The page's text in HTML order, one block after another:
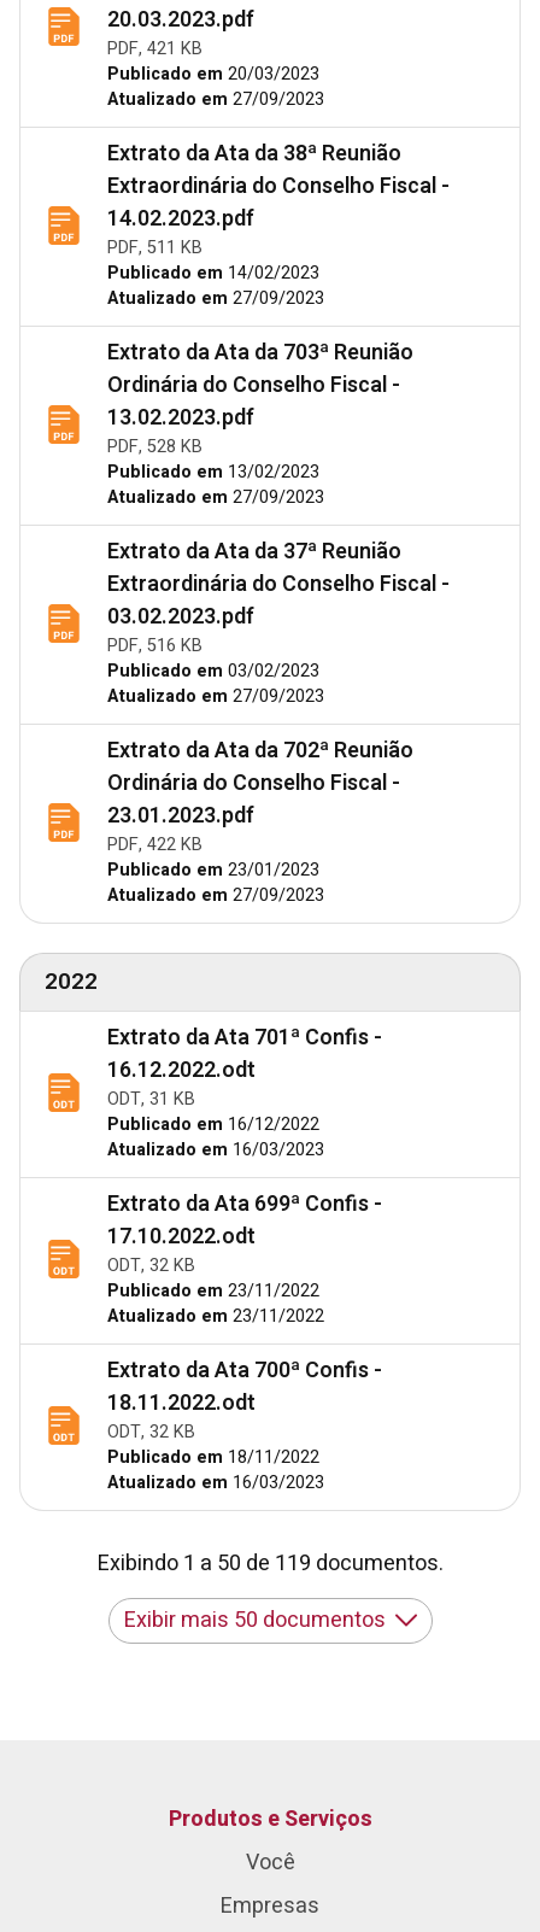
20.03.2023.pdf
PDF, 421 KB
Publicado em 20/03/2023
Atualizado em 27/09/2023
Extrato da Ata da 38ª Reunião
Extraordinária do Conselho Fiscal -
14.02.2023.pdf
PDF, 511 KB
Publicado em 14/02/2023
Atualizado em 27/09/2023
Extrato da Ata da 703ª Reunião
Ordinária do Conselho Fiscal -
13.02.2023.pdf
PDF, 528 KB
Publicado em 13/02/2023
Atualizado em 27/09/2023
Extrato da Ata da 37ª Reunião
Extraordinária do Conselho Fiscal -
03.02.2023.pdf
PDF, 516 KB
Publicado em 03/02/2023
Atualizado em 27/09/2023
Extrato da Ata da 702ª Reunião
Ordinária do Conselho Fiscal -
23.01.2023.pdf
PDF, 422 KB
Publicado em 23/01/2023
Atualizado em 27/09/2023
2022
Extrato da Ata 701ª Confis -
16.12.2022.odt
ODT, 31 KB
Publicado em 16/12/2022
Atualizado em 16/03/2023
Extrato da Ata 699ª Confis -
17.10.2022.odt
ODT, 32 KB
Publicado em 23/11/2022
Atualizado em 23/11/2022
Extrato da Ata 700ª Confis -
18.11.2022.odt
ODT, 32 KB
Publicado em 18/11/2022
Atualizado em 16/03/2023
Exibindo 1 a 50 de 119 documentos.
Exibir mais 50 documentos
Produtos e Serviços
Você
Empresas